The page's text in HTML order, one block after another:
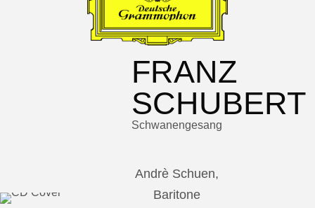
FRANZ
SCHUBERT
Schwanengesang
Andrè Schuen,
Baritone